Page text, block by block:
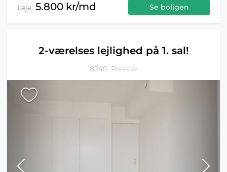
Leje: 5.800 kr/md Se boligen
2-værelses lejlighed på 1. sal!
8240, Risskov